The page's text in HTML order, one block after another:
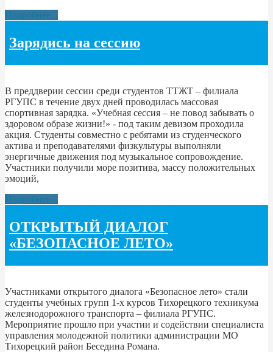
Подробнее...
Зарядись на сессию
В преддверии сессии среди студентов ТТЖТ – филиала
РГУПС в течение двух дней проводилась массовая
спортивная зарядка. «Учебная сессия – не повод забывать о
здоровом образе жизни!» - под таким девизом проходила
акция. Студенты совместно с ребятами из студенческого
актива и преподавателями физкультуры выполняли
энергичные движения под музыкальное сопровождение.
Участники получили море позитива, массу положительных
эмоций,
Подробнее...
ОТКРЫТЫЙ ДИАЛОГ
«БЕЗОПАСНОЕ ЛЕТО»
Участниками открытого диалога «Безопасное лето» стали
студенты учебных групп 1-х курсов Тихорецкого техникума
железнодорожного транспорта – филиала РГУПС.
Мероприятие прошло при участии и содействии специалиста
управления молодежной политики администрации МО
Тихорецкий район Беседина Романа.